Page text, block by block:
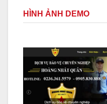
HÌNH ẢNH DEMO